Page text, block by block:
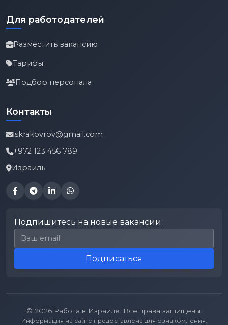
Для работодателей
Разместить вакансию
Тарифы
Подбор персонала
Контакты
iskrakovrov@gmail.com
+972 123 456 789
Израиль
Подпишитесь на новые вакансии
Email для подписки
Подписаться
© 2026 Работа в Израиле. Все права защищены.
Информация на сайте предоставлена для ознакомления.